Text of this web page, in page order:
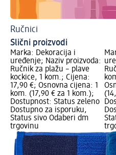
Ručnici
Slični proizvodi
Marka: Dekoracija i
uređenje; Naziv proizvoda:
Ručnik za plažu – plave
kockice, 1 kom.; Cijena:
17,90 €; Osnovna cijena: 1
kom. (17,90 € za 1 kom.);
Dostupnost: Status zeleno
Dostupno za isporuku,
Status sivo Odaberi dm
trgovinu